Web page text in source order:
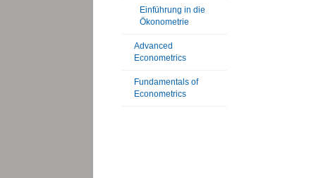
Einführung in die
Ökonometrie
Advanced
Econometrics
Fundamentals of
Econometrics